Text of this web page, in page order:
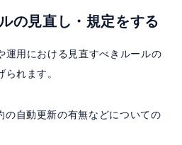
の見直し・規定をする
運用における見直すべきルールの
れます。
の自動更新の有無などについての